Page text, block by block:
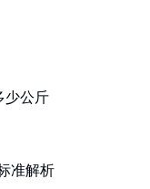
少公斤
准解析